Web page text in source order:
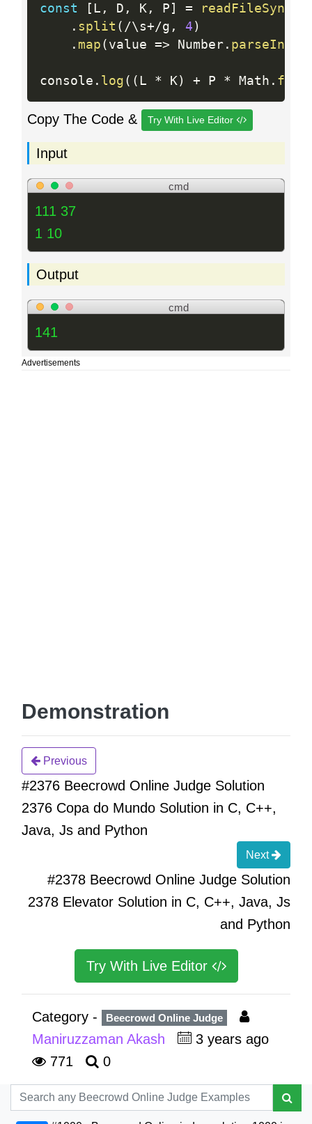
const
[ L , D , K, P ] = readFileSync
. split ( /\s+/g , 4 )
. map ( value => Number. parseInt
console . log ( ( L * K) + P * Math .
Copy The Code & Try With Live Editor
Input
cmd
111 37
1 10
Output
cmd
141
Advertisements
Demonstration
Previous
#2376 Beecrowd Online Judge Solution
2376 Copa do Mundo Solution in C, C++,
Java, Js and Python
Next
#2378 Beecrowd Online Judge Solution
2378 Elevator Solution in C, C++, Java, Js
and Python
Try With Live Editor
Category - Beecrowd Online Judge
Maniruzzaman Akash
3 years ago
771
0